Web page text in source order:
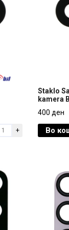
+
Staklo
400 ден
Staklo
kamera
400 ден
Во